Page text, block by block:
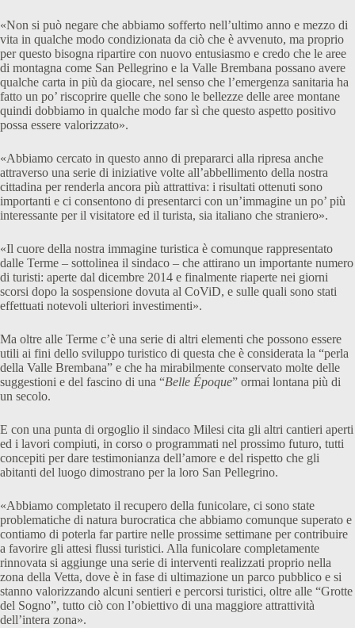
«Non si può negare che abbiamo sofferto nell’ultimo anno e mezzo di
vita in qualche modo condizionata da ciò che è avvenuto, ma proprio
per questo bisogna ripartire con nuovo entusiasmo e credo che le aree
di montagna come San Pellegrino e la Valle Brembana possano avere
qualche carta in più da giocare, nel senso che l’emergenza sanitaria ha
fatto un po’ riscoprire quelle che sono le bellezze delle aree montane
quindi dobbiamo in qualche modo far sì che questo aspetto positivo
possa essere valorizzato».
«Abbiamo cercato in questo anno di prepararci alla ripresa anche
attraverso una serie di iniziative volte all’abbellimento della nostra
cittadina per renderla ancora più attrattiva: i risultati ottenuti sono
importanti e ci consentono di presentarci con un’immagine un po’ più
interessante per il visitatore ed il turista, sia italiano che straniero».
«Il cuore della nostra immagine turistica è comunque rappresentato
dalle Terme – sottolinea il sindaco – che attirano un importante numero
di turisti: aperte dal dicembre 2014 e finalmente riaperte nei giorni
scorsi dopo la sospensione dovuta al CoViD, e sulle quali sono stati
effettuati notevoli ulteriori investimenti».
Ma oltre alle Terme c’è una serie di altri elementi che possono essere
utili ai fini dello sviluppo turistico di questa che è considerata la “perla
della Valle Brembana” e che ha mirabilmente conservato molte delle
suggestioni e del fascino di una “Belle Époque” ormai lontana più di
un secolo.
E con una punta di orgoglio il sindaco Milesi cita gli altri cantieri aperti
ed i lavori compiuti, in corso o programmati nel prossimo futuro, tutti
concepiti per dare testimonianza dell’amore e del rispetto che gli
abitanti del luogo dimostrano per la loro San Pellegrino.
«Abbiamo completato il recupero della funicolare, ci sono state
problematiche di natura burocratica che abbiamo comunque superato e
contiamo di poterla far partire nelle prossime settimane per contribuire
a favorire gli attesi flussi turistici. Alla funicolare completamente
rinnovata si aggiunge una serie di interventi realizzati proprio nella
zona della Vetta, dove è in fase di ultimazione un parco pubblico e si
stanno valorizzando alcuni sentieri e percorsi turistici, oltre alle “Grotte
del Sogno”, tutto ciò con l’obiettivo di una maggiore attrattività
dell’intera zona».